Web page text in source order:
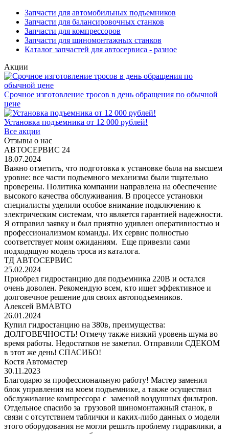
Запчасти для автомобильных подъемников
Запчасти для балансировочных станков
Запчасти для компрессоров
Запчасти для шиномонтажных станков
Каталог запчастей для автосервиса - разное
Акции
Срочное изготовление тросов в день обращения по обычной
цене
Установка подъемника от 12 000 рублей!
Все акции
Отзывы о нас
АВТОСЕРВИС 24
18.07.2024
Важно отметить, что подготовка к установке была на высшем
уровне: все части подъемного механизма были тщательно
проверены. Политика компании направлена на обеспечение
высокого качества обслуживания. В процессе установки
специалисты уделили особое внимание подключению к
электрическим системам, что является гарантией надежности.
Я отправил заявку и был приятно удивлен оперативностью и
профессионализмом команды. Их сервис полностью
соответствует моим ожиданиям. Еще привезли сами
подходящую модель троса из каталога.
ТД АВТОСЕРВИС
25.02.2024
Приобрел гидростанцию для подъемника 220В и остался
очень доволен. Рекомендую всем, кто ищет эффективное и
долговечное решение для своих автоподъемников.
Алексей ВМАВТО
26.01.2024
Купил гидростанцию на 380в, преимущества:
ДОЛГОВЕЧНОСТЬ! Отмечу также низкий уровень шума во
время работы. Недостатков не заметил. Отправили СДЕКОМ
в этот же день! СПАСИБО!
Костя Автомастер
30.11.2023
Благодарю за профессиональную работу! Мастер заменил
блок управления на моем подъемнике, а также осуществил
обслуживание компрессора с заменой воздушных фильтров.
Отдельное спасибо за грузовой шиномонтажный станок, в
связи с отсутствием таблички и каких-либо данных о модели
этого оборудования не могли решить проблему гидравлики, а